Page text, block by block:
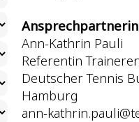
Ann-Kathrin Pauli
Referentin
Deutscher Tennis
Hamburg
ann-